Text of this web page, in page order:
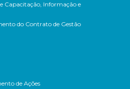
Capacitação, Informação e
do Contrato de Gestão
de Ações